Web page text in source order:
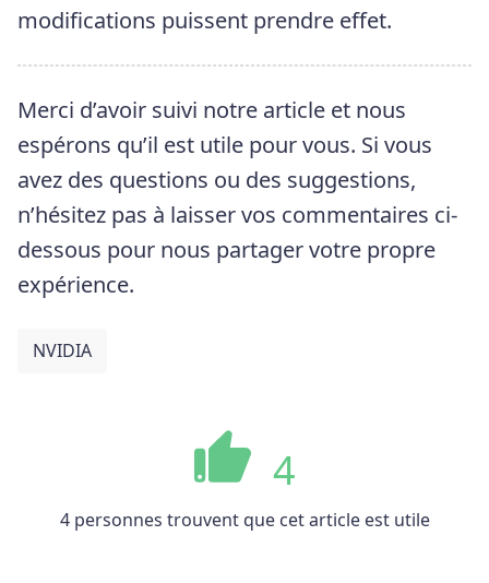
modifications puissent prendre effet.
Merci d’avoir suivi notre article et nous
espérons qu’il est utile pour vous. Si vous
avez des questions ou des suggestions,
n’hésitez pas à laisser vos commentaires ci-
dessous pour nous partager votre propre
expérience.
NVIDIA
4
4 personnes trouvent que cet article est utile